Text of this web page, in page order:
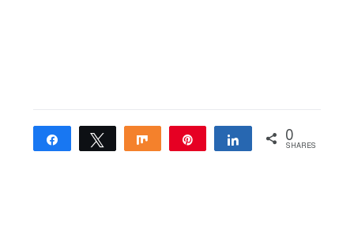
Share Tweet Share Share 0
SHARES